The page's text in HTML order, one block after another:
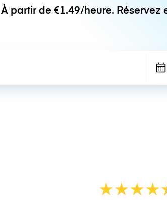
À partir de €1.49/heure. Réservez
★★★★